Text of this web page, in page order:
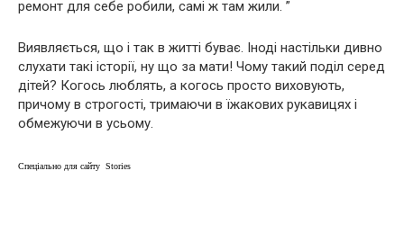
ремонт для себе робили, самі ж там жили. ”
Виявляється, що і так в житті буває. Іноді настільки дивно
слухати такі історії, ну що за мати! Чому такий поділ серед
дітей? Когось люблять, а когось просто виховують,
причому в строгості, тримаючи в їжакових рукавицях і
обмежуючи в усьому.
Спеціально для сайту Stories